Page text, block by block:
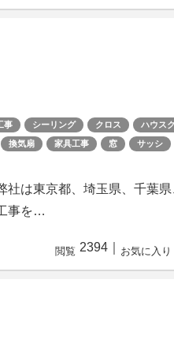
事 シーリング クロス
ハウス
換気扇 家具工事 窓 サッシ
は東京都、埼玉県、千葉
事を…
閲覧 2394 お気に入り